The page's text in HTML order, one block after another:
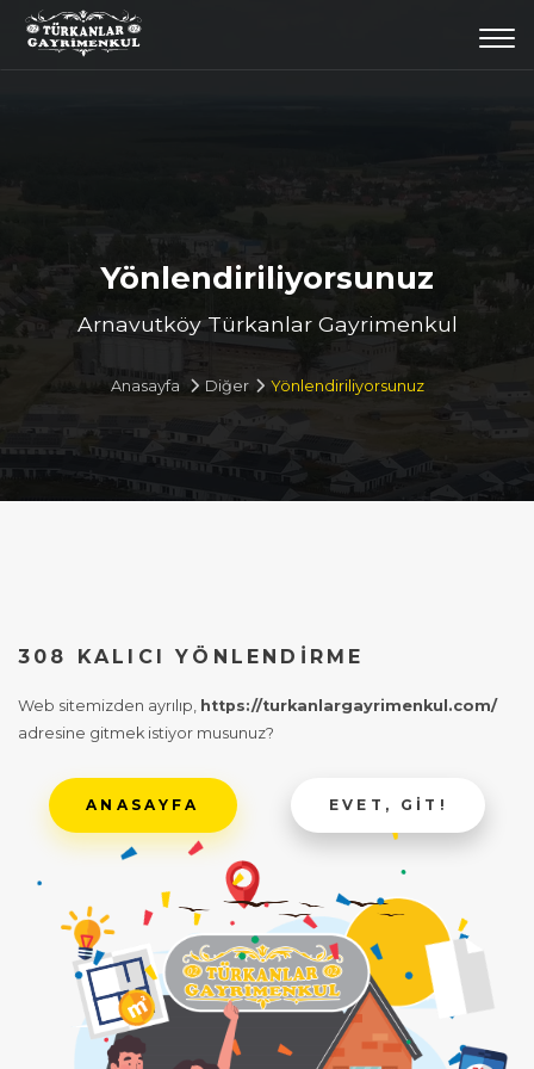
Yönlendiriliyorsunuz
Arnavutköy Türkanlar Gayrimenkul
Anasayfa Diğer Yönlendiriliyorsunuz
308 KALICI YÖNLENDIRME
Web sitemizden ayrılıp, https://turkanlargayrimenkul.com/
adresine gitmek istiyor musunuz?
ANASAYFA EVET, GIT!